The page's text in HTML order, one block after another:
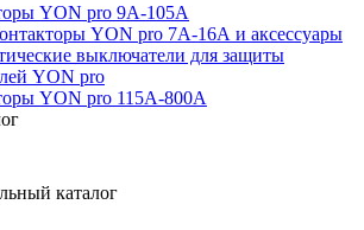
YON pro 9А-105А
YON pro 7А-16А и аксессуары
выключатели для защиты
YON pro
YON pro 115А-800А
каталог